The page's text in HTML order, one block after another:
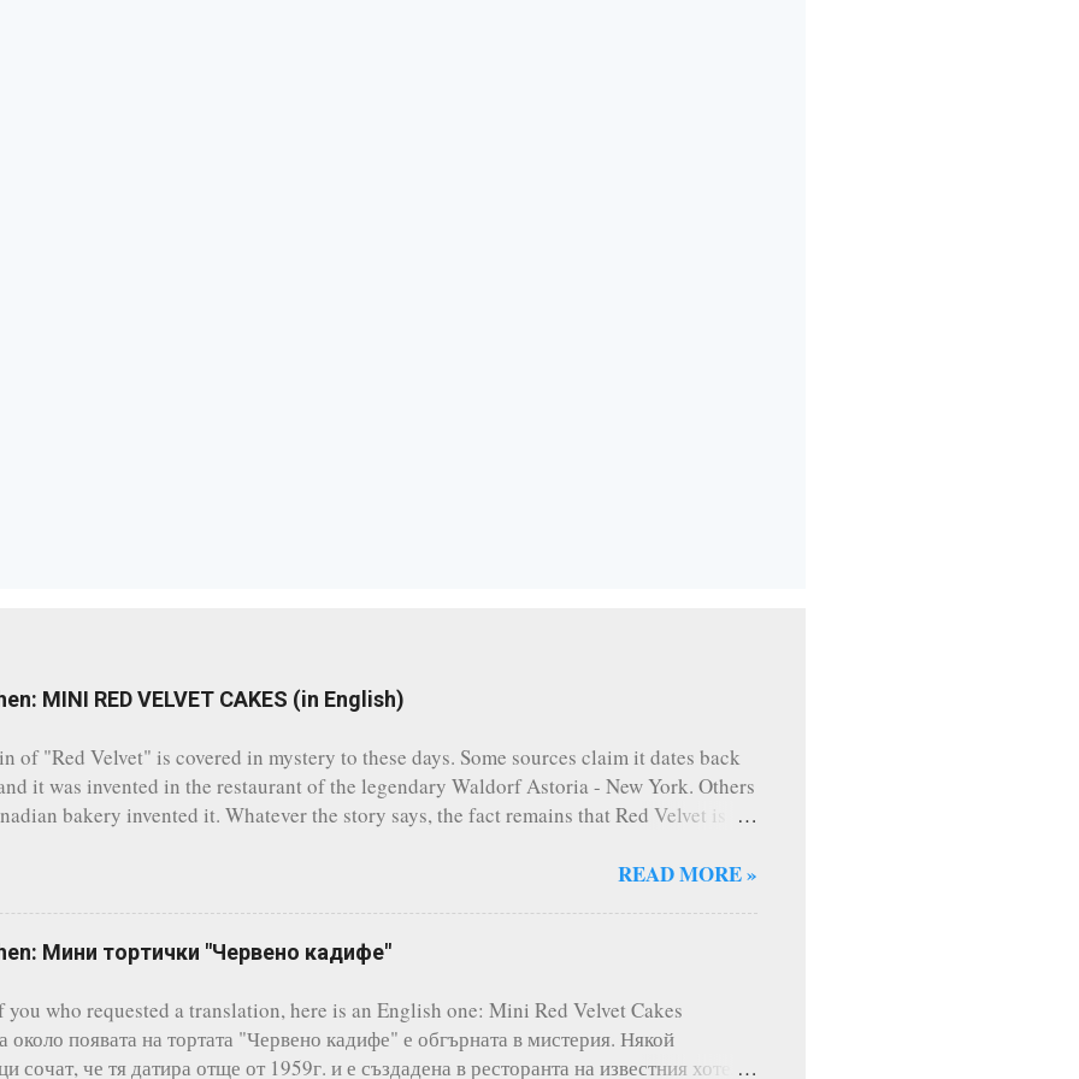
MINI RED VELVET CAKES (in English)
of "Red Velvet" is covered in mystery to these days. Some sources claim it dates back
it was invented in the restaurant of the legendary Waldorf Astoria - New York. Others
bakery invented it. Whatever the story says, the fact remains that Red Velvet is
are countless of recipes online, however I always follow this one and it has never
recipe with all of you. Mini Red Velvet Cakes 1 portion - 8 servings with diameter 7
cocoa powder 250 gr./8.8 oz. sugar 2 large eggs 240...
READ MORE »
Мини тортички "Червено кадифе"
who requested a translation, here is an English one: Mini Red Velvet Cakes
около появата на тортата "Червено кадифе" е обгърната в мистерия. Някой
сочат, че тя датира отще от 1959г. и е създадена в ресторанта на известния хотел